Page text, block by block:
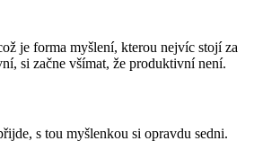
je forma myšlení, kterou nejvíc stojí za
si začne všímat, že produktivní není.
s tou myšlenkou si opravdu sedni.